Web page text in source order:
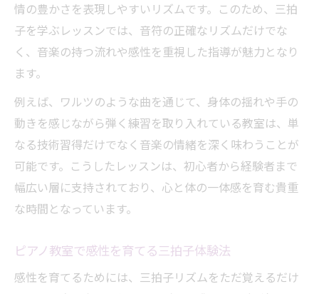
情の豊かさを表現しやすいリズムです。このため、三拍
子を学ぶレッスンでは、音符の正確なリズムだけでな
く、音楽の持つ流れや感性を重視した指導が魅力となり
ます。
例えば、ワルツのような曲を通じて、身体の揺れや手の
動きを感じながら弾く練習を取り入れている教室は、単
なる技術習得だけでなく音楽の情緒を深く味わうことが
可能です。こうしたレッスンは、初心者から経験者まで
幅広い層に支持されており、心と体の一体感を育む貴重
な時間となっています。
ピアノ教室で感性を育てる三拍子体験法
感性を育てるためには、三拍子リズムをただ覚えるだけ